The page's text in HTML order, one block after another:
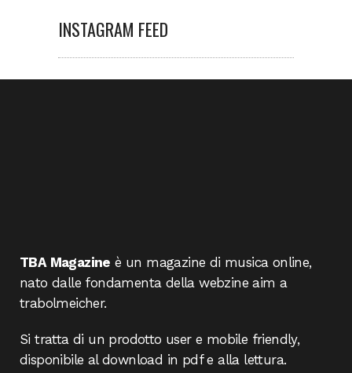
INSTAGRAM FEED
TBA Magazine è un magazine di musica online,
nato dalle fondamenta della webzine aim a
trabolmeicher.
Si tratta di un prodotto user e mobile friendly,
disponibile al download in pdf e alla lettura.